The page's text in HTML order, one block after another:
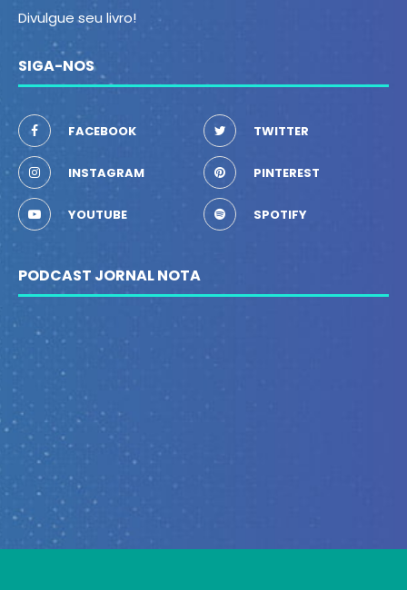
Divulgue seu livro!
SIGA-NOS
FACEBOOK TWITTER
INSTAGRAM PINTEREST
YOUTUBE SPOTIFY
PODCAST JORNAL NOTA